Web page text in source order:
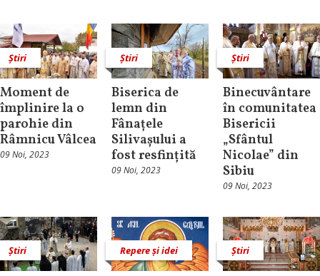
Știri
Moment de
împlinire la o
parohie din
Râmnicu Vâlcea
09 Noi, 2023
Știri
Biserica de
lemn din
Fânațele
Silivașului a
fost resfințită
09 Noi, 2023
Știri
Binecuvântare
în comunitatea
Bisericii
„Sfântul
Nicolae” din
Sibiu
09 Noi, 2023
Știri Repere și idei Știri